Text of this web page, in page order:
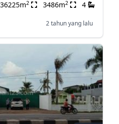
36225m2 3486m2 4
2 tahun yang lalu